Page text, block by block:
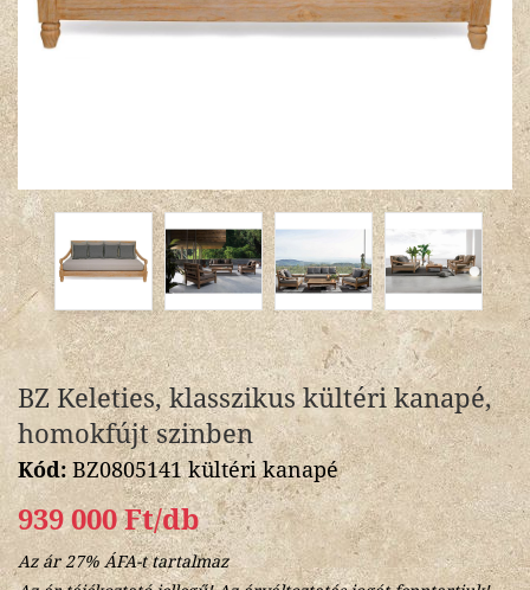
BZ Keleties, klasszikus kültéri kanapé,
homokfújt szinben
Kód:BZ0805141 kültéri kanapé
939 000 Ft/db
Az ár 27% ÁFA-t tartalmaz